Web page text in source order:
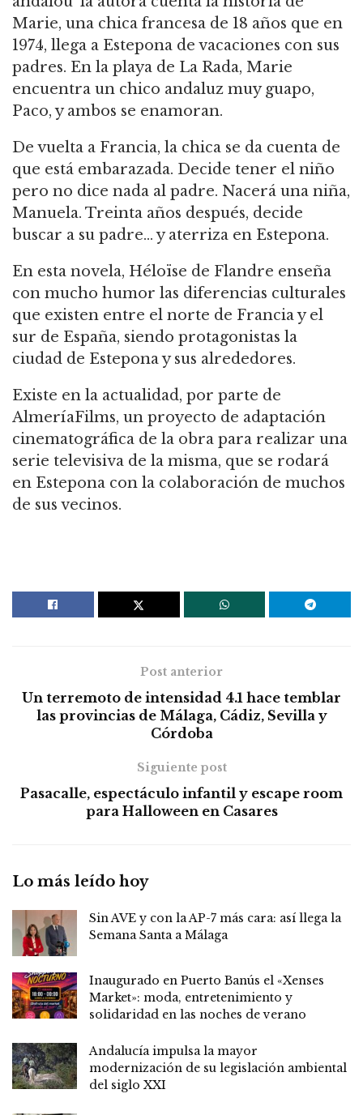
Marie, una chica francesa de 18 años que en
1974, llega a Estepona de vacaciones con sus
padres. En la playa de La Rada, Marie
encuentra un chico andaluz muy guapo,
Paco, y ambos se enamoran.
De vuelta a Francia, la chica se da cuenta de
que está embarazada. Decide tener el niño
pero no dice nada al padre. Nacerá una niña,
Manuela. Treinta años después, decide
buscar a su padre… y aterriza en Estepona.
En esta novela, Héloïse de Flandre enseña
con mucho humor las diferencias culturales
que existen entre el norte de Francia y el
sur de España, siendo protagonistas la
ciudad de Estepona y sus alrededores.
Existe en la actualidad, por parte de
AlmeríaFilms, un proyecto de adaptación
cinematográfica de la obra para realizar una
serie televisiva de la misma, que se rodará
en Estepona con la colaboración de muchos
de sus vecinos.
Post anterior
Un terremoto de intensidad 4.1 hace temblar
las provincias de Málaga, Cádiz, Sevilla y
Córdoba
Siguiente post
Pasacalle, espectáculo infantil y escape room
para Halloween en Casares
Lo más leído hoy
Sin AVE y con la AP-7 más cara: así llega la
Semana Santa a Málaga
Inaugurado en Puerto Banús el «Xenses
Market»: moda, entretenimiento y
solidaridad en las noches de verano
Andalucía impulsa la mayor
modernización de su legislación ambiental
del siglo XXI